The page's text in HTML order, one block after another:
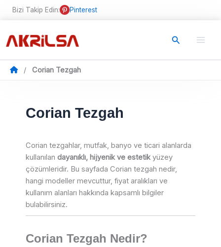
İçeriğeBizi Takip Edin: Pinterest
Arama
/ Corian Tezgah
Corian Tezgah
Corian tezgahlar, mutfak, banyo ve ticari alanlarda
kullanılan dayanıklı, hijyenik ve estetikyüzey
çözümleridir. Bu sayfada Corian tezgah nedir,
hangi modeller mevcuttur, fiyat aralıkları ve
kullanım alanları hakkında kapsamlı bilgiler
bulabilirsiniz.
Corian Tezgah Nedir?